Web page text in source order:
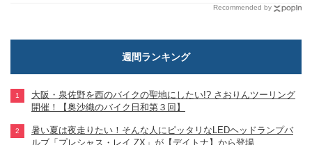
Recommended by
週間ランキング
大阪・泉佐野を西のバイクの聖地にしたい!? さおりんツーリング
開催！【奥沙織のバイク日和第３回】
暑い夏は夜走りたい！そんな人にピッタリなLEDヘッドランプバ
ルブ「プレシャス・レイ ZX」が【デイトナ】から登場